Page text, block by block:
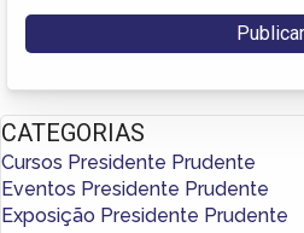
CATEGORIAS
Cursos Presidente Prudente
Eventos Presidente Prudente
Exposição Presidente Prudente